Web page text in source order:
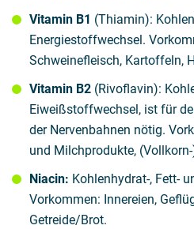
Vitamin B1 (Thiamin):
Energiestoffwechsel.
Schweinefleisch, Kartoffeln,
Vitamin B2 (Rivoflavin):
Eiweißstoffwechsel, ist für
der Nervenbahnen nötig.
und Milchprodukte,
Niacin: Kohlenhydrat-, Fett-
Vorkommen: Innereien,
Getreide/Brot.